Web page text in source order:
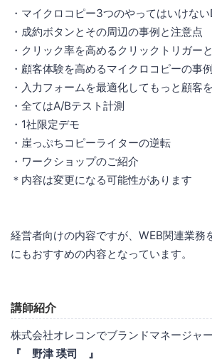
・マイクロコピー3つのやってはいけな
・成約ボタンとその周辺の事例と注意点
・クリック率を高めるクリックトリガー
・顧客体験を高めるマイクロコピーの事例
・入力フォームを最適化してもっと顧客
・全てはA/Bテスト計測
・1社限定デモ
・崖っぷちコピーライターの逆転
・ワークショップのご紹介
＊内容は変更になる可能性があります
経営者向けの内容ですが、WEB関連業務
にもおすすめの内容となっています。
講師紹介
株式会社オレコンでブランドマネージャ
『 野津 瑛司 』